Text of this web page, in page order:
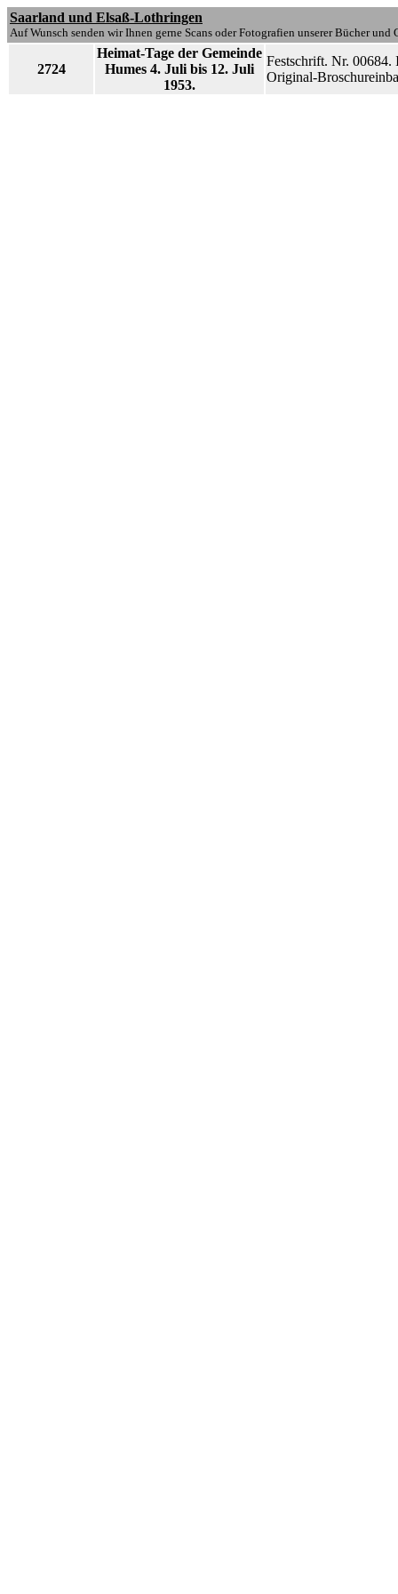
Saarland und Elsaß-Lothringen
Auf Wunsch senden wir Ihnen gerne Scans oder Fotografien unserer Bücher und
2724
Heimat-Tage der Gemeinde
Humes 4. Juli bis 12. Juli
1953.
Festschrift. Nr.
Original-